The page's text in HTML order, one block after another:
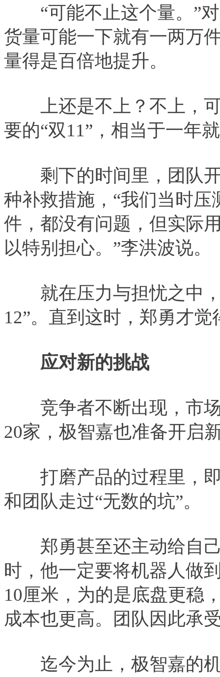
“可能不止这个量。”对
货量可能一下就有一两万
量得是百倍地提升。
上还是不上？不上，可
要的“双11”，相当于一年
剩下的时间里，团队开
种补救措施，“我们当时
件，都没有问题，但实际
以特别担心。”李洪波说。
就在压力与担忧之中，
12”。直到这时，郑勇才
应对新的挑战
竞争者不断出现，市场
20家，极智嘉也准备开启
打磨产品的过程里，即
和团队走过“无数的坑”。
郑勇甚至还主动给自己
时，他一定要将机器人做
10厘米，为的是底盘更稳
成本也更高。团队因此承
迄今为止，极智嘉的机